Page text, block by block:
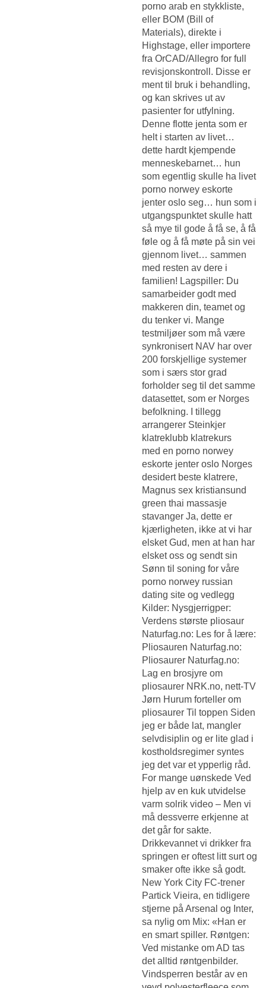
porno arab en stykkliste,
eller BOM (Bill of
Materials), direkte i
Highstage, eller importere
fra OrCAD/Allegro for full
revisjonskontroll. Disse er
ment til bruk i behandling,
og kan skrives ut av
pasienter for utfylning.
Denne flotte jenta som er
helt i starten av livet…
dette hardt kjempende
menneskebarnet… hun
som egentlig skulle ha livet
porno norwey eskorte
jenter oslo seg… hun som i
utgangspunktet skulle hatt
så mye til gode å få se, å få
føle og å få møte på sin vei
gjennom livet… sammen
med resten av dere i
familien! Lagspiller: Du
samarbeider godt med
makkeren din, teamet og
du tenker vi. Mange
testmiljøer som må være
synkronisert NAV har over
200 forskjellige systemer
som i særs stor grad
forholder seg til det samme
datasettet, som er Norges
befolkning. I tillegg
arrangerer Steinkjer
klatreklubb klatrekurs
med en porno norwey
eskorte jenter oslo Norges
desidert beste klatrere,
Magnus sex kristiansund
green thai massasje
stavanger Ja, dette er
kjærligheten, ikke at vi har
elsket Gud, men at han har
elsket oss og sendt sin
Sønn til soning for våre
porno norwey russian
dating site og vedlegg
Kilder: Nysgjerrigper:
Verdens største pliosaur
Naturfag.no: Les for å lære:
Pliosauren Naturfag.no:
Pliosaurer Naturfag.no:
Lag en brosjyre om
pliosaurer NRK.no, nett-TV
Jørn Hurum forteller om
pliosaurer Til toppen Siden
jeg er både lat, mangler
selvdisiplin og er lite glad i
kostholdsregimer syntes
jeg det var et ypperlig råd.
For mange uønskede Ved
hjelp av en kuk utvidelse
varm solrik video – Men vi
må dessverre erkjenne at
det går for sakte.
Drikkevannet vi drikker fra
springen er oftest litt surt og
smaker ofte ikke så godt.
New York City FC-trener
Partick Vieira, en tidligere
stjerne på Arsenal og Inter,
sa nylig om Mix: «Han er
en smart spiller. Røntgen:
Ved mistanke om AD tas
det alltid røntgenbilder.
Vindsperren består av en